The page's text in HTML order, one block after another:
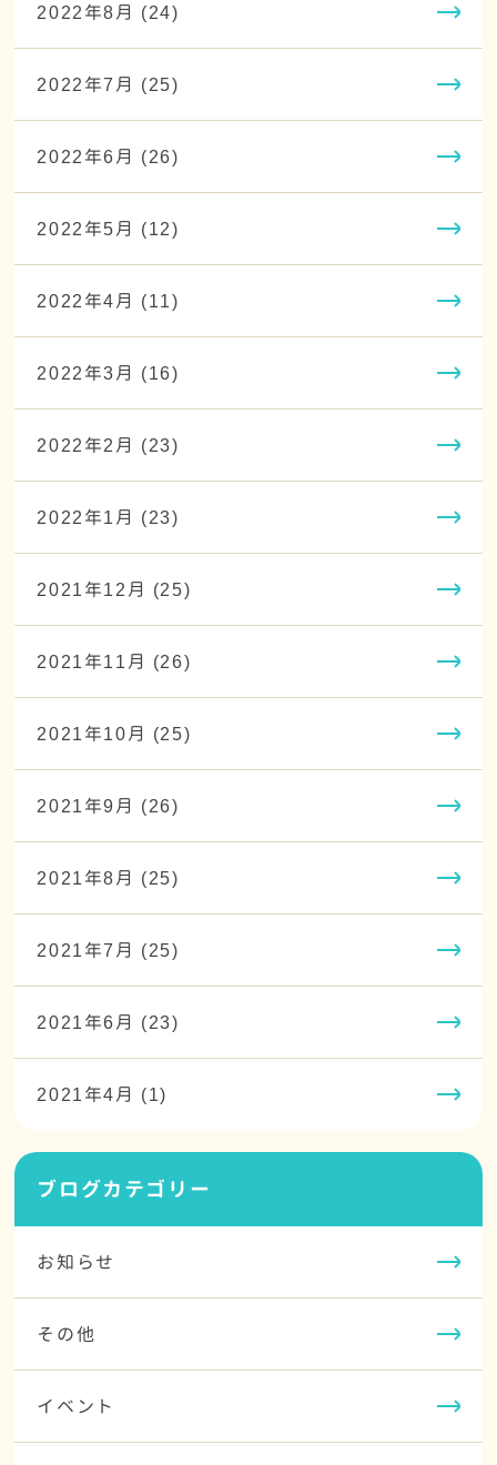
2022年8月 (24)
2022年7月 (25)
2022年6月 (26)
2022年5月 (12)
2022年4月 (11)
2022年3月 (16)
2022年2月 (23)
2022年1月 (23)
2021年12月 (25)
2021年11月 (26)
2021年10月 (25)
2021年9月 (26)
2021年8月 (25)
2021年7月 (25)
2021年6月 (23)
2021年4月 (1)
ブログカテゴリー
お知らせ
その他
イベント